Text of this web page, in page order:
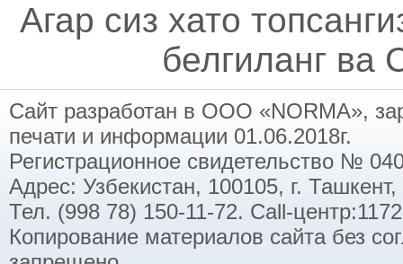
Агар сиз хато
белгиланг ва
Сайт разработан в ООО «NORMA»,
печати и информации 01.06.2018г.
Регистрационное свидетельство №
Адрес: Узбекистан, 100105, г.
Тел. (998 78) 150-11-72. Call-
Копирование материалов сайта без